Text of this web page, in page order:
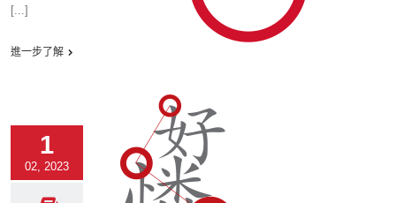
[...]
進一步了解
1
02, 2023